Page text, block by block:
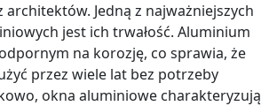
Jedną z najważniejszych
jest ich trwałość. Aluminium
na korozję, co sprawia, że
przez wiele lat bez potrzeby
okna aluminiowe charakteryzują